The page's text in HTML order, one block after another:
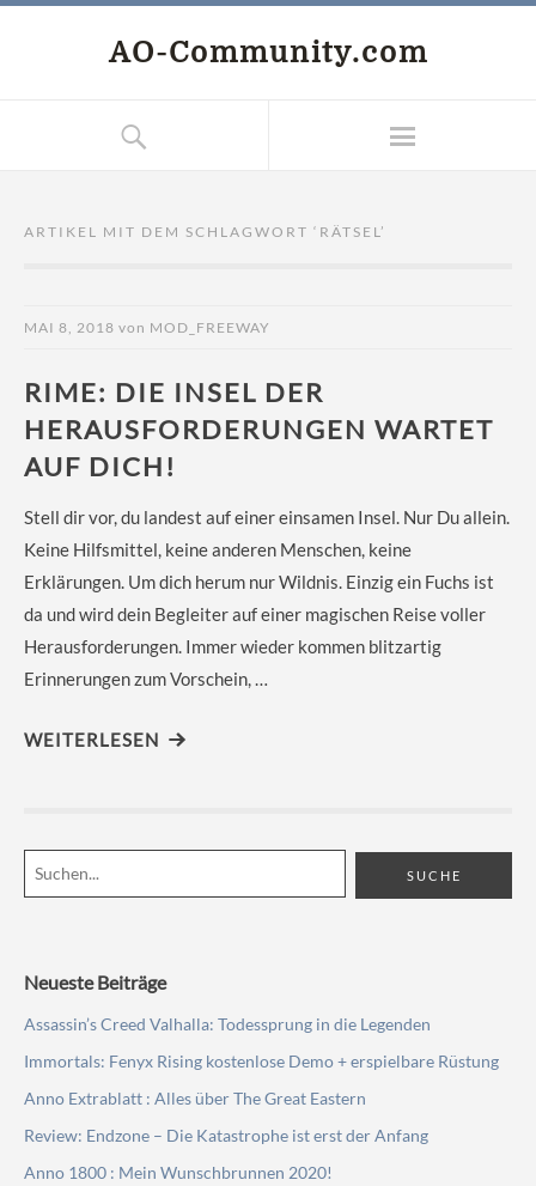
AO-Community.com
ARTIKEL MIT DEM SCHLAGWORT ‘ RÄTSEL’
MAI 8, 2018 von MOD_FREEWAY
RIME: DIE INSEL DER
HERAUSFORDERUNGEN WARTET
AUF DICH!
Stell dir vor, du landest auf einer einsamen Insel. Nur Du allein.
Keine Hilfsmittel, keine anderen Menschen, keine
Erklärungen. Um dich herum nur Wildnis. Einzig ein Fuchs ist
da und wird dein Begleiter auf einer magischen Reise voller
Herausforderungen. Immer wieder kommen blitzartig
Erinnerungen zum Vorschein, …
WEITERLESEN
Neueste Beiträge
Assassin’s Creed Valhalla: Todessprung in die Legenden
Immortals: Fenyx Rising kostenlose Demo + erspielbare Rüstung
Anno Extrablatt : Alles über The Great Eastern
Review: Endzone – Die Katastrophe ist erst der Anfang
Anno 1800 : Mein Wunschbrunnen 2020!